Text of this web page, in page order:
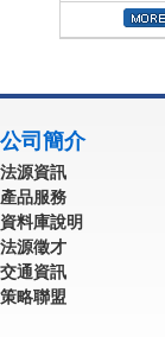
公司簡介
法源資訊
產品服務
資料庫說明
法源徵才
交通資訊
策略聯盟